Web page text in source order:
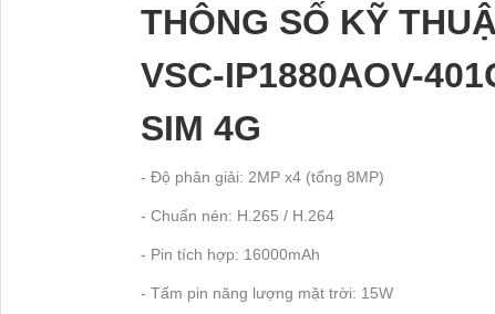
THÔNG SỐ KỸ
VSC-IP1880AOV-
SIM 4G
- Độ phân giải: 2MP x4 (tổng 8MP)
- Chuẩn nén: H.265 / H.264
- Pin tích hợp: 16000mAh
- Tấm pin năng lượng mặt trời: 15W